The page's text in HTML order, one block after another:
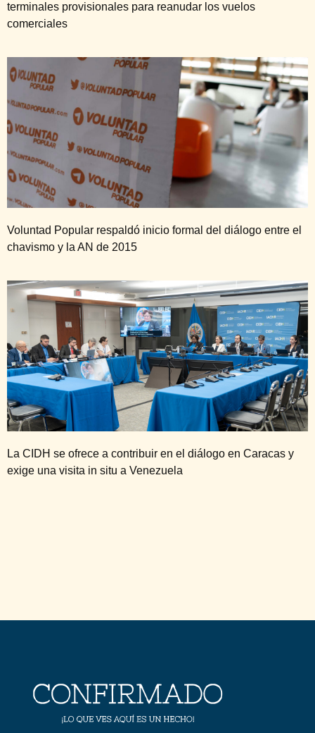
terminales provisionales para reanudar los vuelos
comerciales
Voluntad Popular respaldó inicio formal del diálogo entre el
chavismo y la AN de 2015
La CIDH se ofrece a contribuir en el diálogo en Caracas y
exige una visita in situ a Venezuela